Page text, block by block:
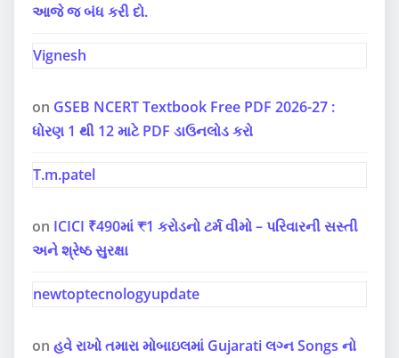
આજે જ બંધ કરી દો.
Vignesh
on GSEB NCERT Textbook Free PDF 2026-27 :
ધોરણ 1 થી 12 માટે PDF ડાઉનલોડ કરો
T.m.patel
on ICICI ₹490માં ₹1 કરોડનો ટર્મ વીમો – પરિવારની સસ્તી
અને શ્રેષ્ઠ સુરક્ષા
newtoptecnologyupdate
on હવે રાખો તમારા મોબાઇલમાં Gujarati લગ્ન Songs નો